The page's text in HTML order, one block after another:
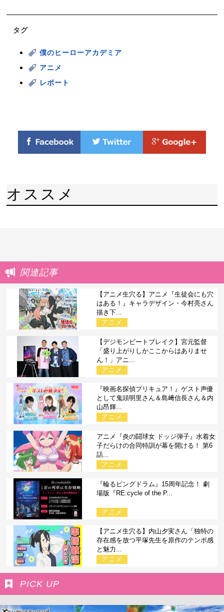
タグ
僕のヒーローアカデミア
アニメ
レポート
オススメ
関連記事
【アニメ生穴る】アニメ『生徒会にも穴
はある！』キャラデザイン・今村亮さん
描き下...
アニメ
【デジモンビートブレイク】宮元監督
「盛り上がりしかここからはありませ
ん！」アニ...
アニメ
『映画名探偵プリキュア！』ゲスト声優
として鬼頭明里さん＆島﨑信長さん＆内
山昂輝...
アニメ
アニメ『炎の闘球女 ドッジ弾子』水着女
子だらけの合同特訓が幕を開ける！ 第6
話...
アニメ
『輪るピングドラム』15周年記念！ 劇
場版『RE:cycle of the P...
アニメ
【アニメ生穴る】内山夕実さん「独特の
存在感を放つ平塚先生を原作のテンポ感
と魅力...
アニメ
PICK UP